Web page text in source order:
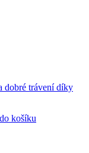
dobré trávení díky
košíku